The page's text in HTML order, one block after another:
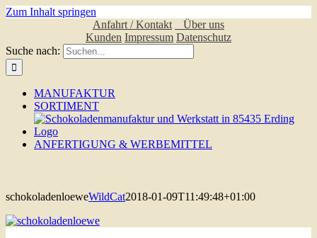
Zum Inhalt springen
Anfahrt / Kontakt
Über uns
Kunden Impressum Datenschutz
Suche nach:
MANUFAKTUR
SORTIMENT
ANFERTIGUNG & WERBEMITTEL
schokoladenloeweWildCat2018-01-09T11:49:48+01:00